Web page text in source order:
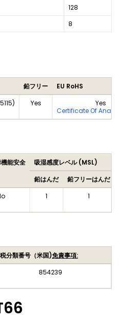
128
8
鉛フリー
EU RoHS
) Yes
Yes
Certificate Of Analysis
能安全 吸湿感度レベル (MSL)
鉛はんだ
鉛フリーはんだ
1 1
分類番号（米国)免責事項:
854239